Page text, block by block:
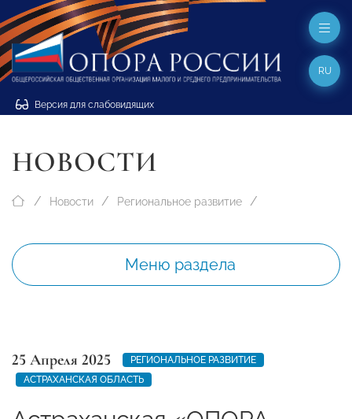
Версия для слабовидящих
RU
НОВОСТИ
Новости Региональное развитие
Меню раздела
25 Апреля 2025
РЕГИОНАЛЬНОЕ РАЗВИТИЕ
АСТРАХАНСКАЯ ОБЛАСТЬ